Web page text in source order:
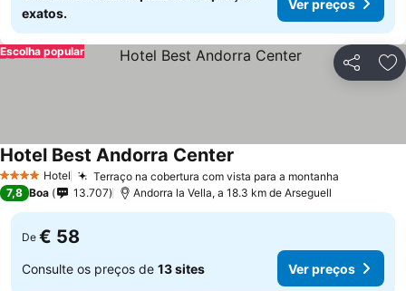
exatos.
Ver preços
Partilhar
Escolha popular
4 EstrelasHotel Terraço na cobertura com vista para a montanha
Hotel Best Andorra Center
7,8 Boa 13.707 Andorra la Vella, a 18.3 km de Arseguell
De € 58
Consulte os preços de 13 sites Ver preços